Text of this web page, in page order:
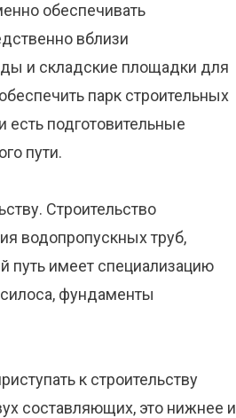
обеспечивать
вблизи
и складские площадки для
парк строительных
подготовительные
пути.
Строительство
водопропускных труб,
путь имеет специализацию
фундаменты
к строительству
составляющих, это нижнее и